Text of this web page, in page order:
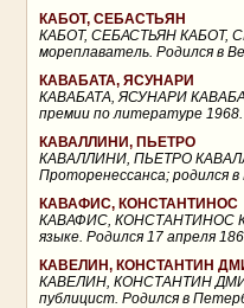
КАБОТ, СЕБАСТЬЯН
КАБОТ, СЕБАСТЬЯН КАБОТ,
мореплаватель. Родился в
КАВАБАТА, ЯСУНАРИ
КАВАБАТА, ЯСУНАРИ
премии по литературе 1968.
КАВАЛЛИНИ, ПЬЕТРО
КАВАЛЛИНИ, ПЬЕТРО
Проторенессанса; родился
КАВАФИС, КОНСТАНТИНОС
КАВАФИС, КОНСТАНТИНОС
языке. Родился 17 апреля
КАВЕЛИН, КОНСТАНТИН
КАВЕЛИН, КОНСТАНТИН
публицист. Родился в